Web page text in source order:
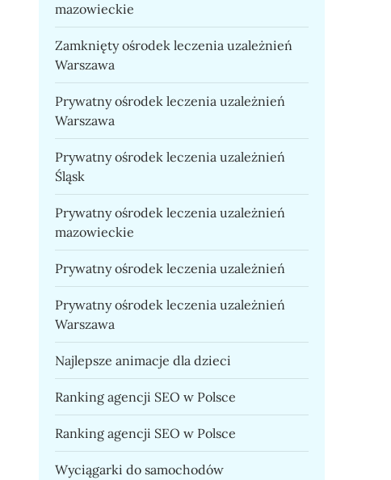
mazowieckie
Zamknięty ośrodek leczenia uzależnień
Warszawa
Prywatny ośrodek leczenia uzależnień
Warszawa
Prywatny ośrodek leczenia uzależnień
Śląsk
Prywatny ośrodek leczenia uzależnień
mazowieckie
Prywatny ośrodek leczenia uzależnień
Prywatny ośrodek leczenia uzależnień
Warszawa
Najlepsze animacje dla dzieci
Ranking agencji SEO w Polsce
Ranking agencji SEO w Polsce
Wyciągarki do samochodów